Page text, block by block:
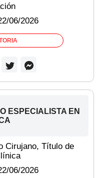
06/2026
ESPECIALISTA EN
Cirujano, Título de
06/2026